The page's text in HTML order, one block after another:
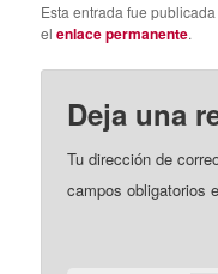
Esta entrada fue publicada
elenlace permanente.
Deja una
Tu dirección de
campos obligatorios